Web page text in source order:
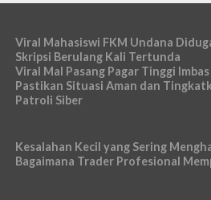
Viral Mahasiswi FKM Undana
Skripsi Berulang Kali Tertunda
Viral Mal Pasang Pagar Tinggi
Pastikan Situasi Aman dan
Patroli Siber
Kesalahan Kecil yang Sering
Bagaimana Trader Profesional